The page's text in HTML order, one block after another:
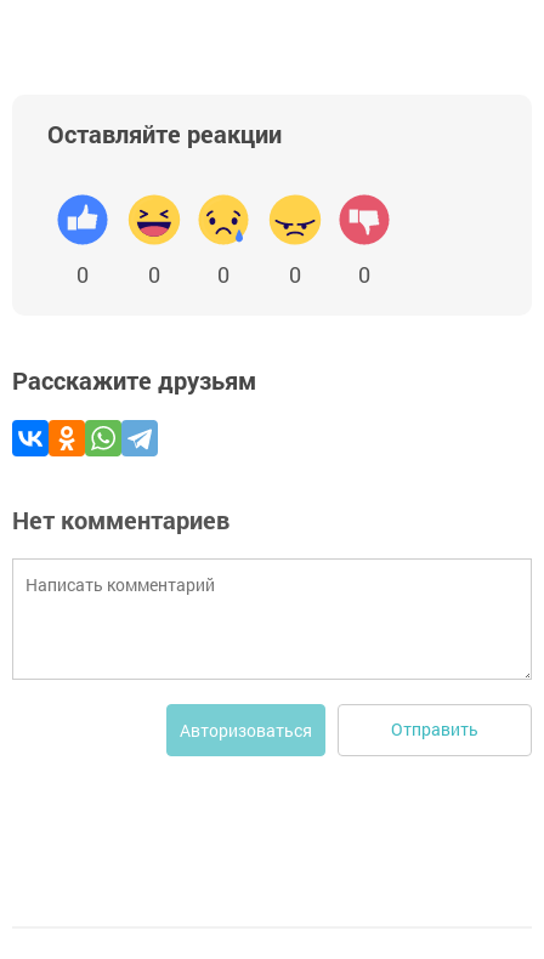
Оставляйте реакции
0 0 0 0 0
Расскажите друзьям
Нет комментариев
Авторизоваться Отправить